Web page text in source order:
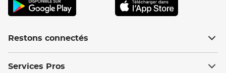
Restons connectés
Services Pros